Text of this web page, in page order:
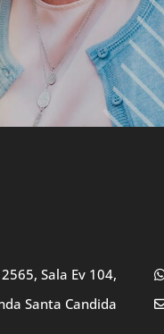
Sala Ev 104,
Santa Candida